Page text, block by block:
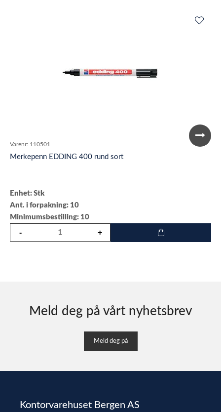
Varenr: 110501
Merkepenn EDDING 400 rund sort
Enhet: Stk
Ant. i forpakning: 10
Minimumsbestilling: 10
Meld deg på vårt nyhetsbrev
Meld deg på
Kontorvarehuset Bergen AS